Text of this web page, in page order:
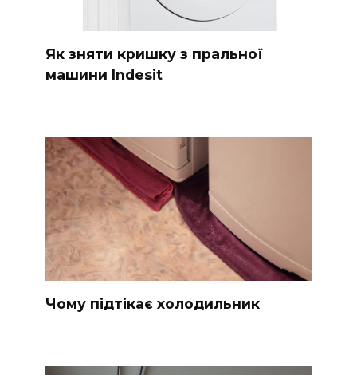
Як зняти кришку з пральної
машини Indesit
Чому підтікає холодильник